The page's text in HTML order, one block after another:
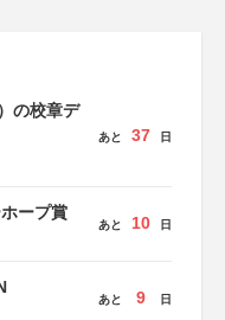
の校章デ
あと 37 日
ープ賞
あと 10 日
あと 9 日